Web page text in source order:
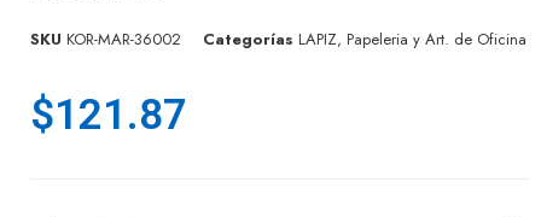
SKU KOR-MAR-36002 Categorías LAPIZ, Papeleria y Art. de Oficina
$121.87